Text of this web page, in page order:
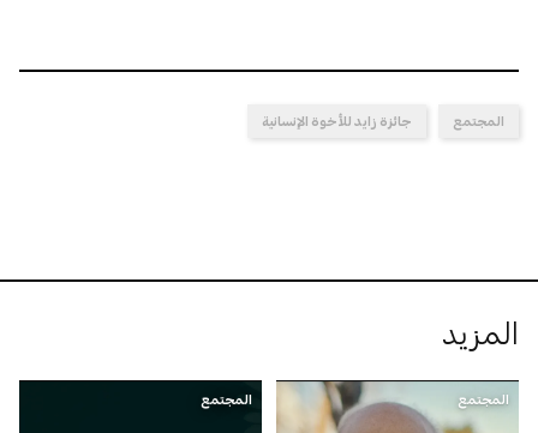
المجتمع جائزة زايد للأخوة الإنسانية
المزيد
المجتمع المجتمع